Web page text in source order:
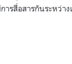
ารสื่อสารกันระหว่า